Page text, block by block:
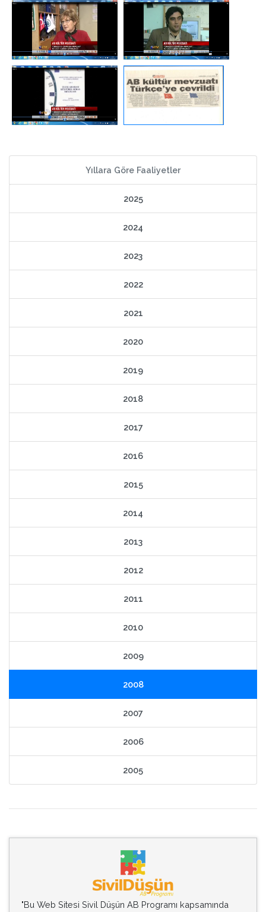
Yıllara Göre Faaliyetler
2025
2024
2023
2022
2021
2020
2019
2018
2017
2016
2015
2014
2013
2012
2011
2010
2009
2008
2007
2006
2005
"Bu Web Sitesi Sivil Düşün AB Programı kapsamında